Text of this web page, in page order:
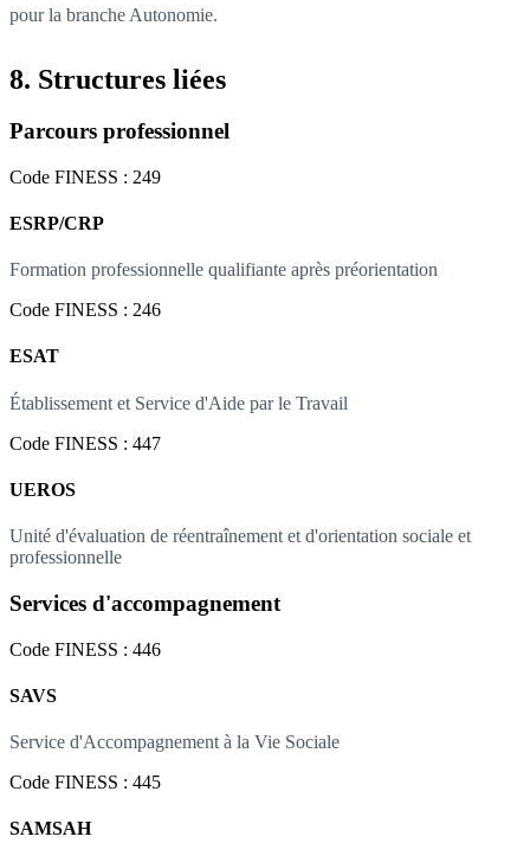
pour la branche Autonomie.
8. Structures liées
Parcours professionnel
Code FINESS : 249
ESRP/CRP
Formation professionnelle qualifiante après préorientation
Code FINESS : 246
ESAT
Établissement et Service d'Aide par le Travail
Code FINESS : 447
UEROS
Unité d'évaluation de réentraînement et d'orientation sociale et
professionnelle
Services d'accompagnement
Code FINESS : 446
SAVS
Service d'Accompagnement à la Vie Sociale
Code FINESS : 445
SAMSAH